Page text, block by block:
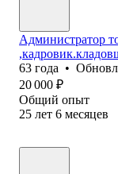
Администратор
63 года •
20 000 ₽
Общий опыт
25 лет 6 месяцев